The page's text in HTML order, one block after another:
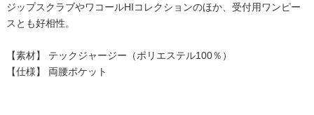
ジップスクラブやワコールHIコレクションのほか、受付用ワンピー
スとも好相性。
【素材】 テックジャージー（ポリエステル100％）
【仕様】 両腰ポケット